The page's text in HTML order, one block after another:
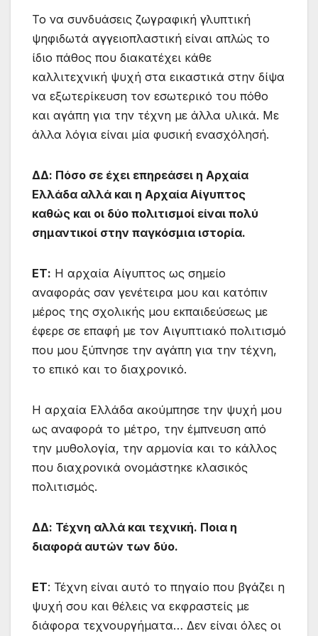
Το να συνδυάσεις ζωγραφική γλυπτική
ψηφιδωτά αγγειοπλαστική είναι απλώς το
ίδιο πάθος που διακατέχει κάθε
καλλιτεχνική ψυχή στα εικαστικά στην δίψα
να εξωτερίκευση τον εσωτερικό του πόθο
και αγάπη για την τέχνη με άλλα υλικά. Με
άλλα λόγια είναι μία φυσική ενασχόλησή.
ΔΔ: Πόσο σε έχει επηρεάσει η Αρχαία
Ελλάδα αλλά και η Αρχαία Αίγυπτος
καθώς και οι δύο πολιτισμοί είναι πολύ
σημαντικοί στην παγκόσμια ιστορία.
ΕΤ: Η αρχαία Αίγυπτος ως σημείο
αναφοράς σαν γενέτειρα μου και κατόπιν
μέρος της σχολικής μου εκπαιδεύσεως με
έφερε σε επαφή με τον Αιγυπτιακό πολιτισμό
που μου ξύπνησε την αγάπη για την τέχνη,
το επικό και το διαχρονικό.
Η αρχαία Ελλάδα ακούμπησε την ψυχή μου
ως αναφορά το μέτρο, την έμπνευση από
την μυθολογία, την αρμονία και το κάλλος
που διαχρονικά ονομάστηκε κλασικός
πολιτισμός.
ΔΔ: Τέχνη αλλά και τεχνική. Ποια η
διαφορά αυτών των δύο.
ΕΤ: Τέχνη είναι αυτό το πηγαίο που βγάζει η
ψυχή σου και θέλεις να εκφραστείς με
διάφορα τεχνουργήματα… Δεν είναι όλες οι